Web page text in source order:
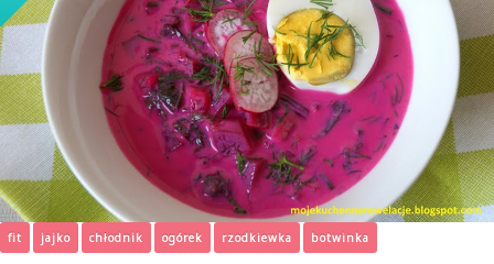
fit jajko chłodnik ogórek rzodkiewka botwinka